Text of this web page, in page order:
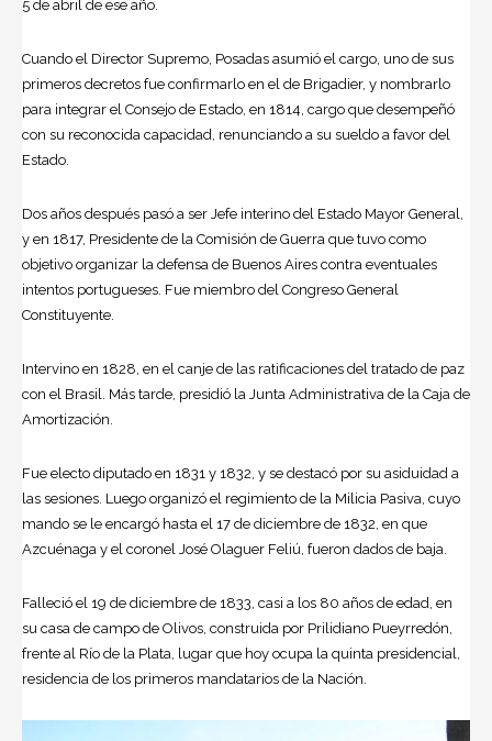
5 de abril de ese año.
Cuando el Director Supremo, Posadas asumió el cargo, uno de sus
primeros decretos fue confirmarlo en el de Brigadier, y nombrarlo
para integrar el Consejo de Estado, en 1814, cargo que desempeñó
con su reconocida capacidad, renunciando a su sueldo a favor del
Estado.
Dos años después pasó a ser Jefe interino del Estado Mayor General,
y en 1817, Presidente de la Comisión de Guerra que tuvo como
objetivo organizar la defensa de Buenos Aires contra eventuales
intentos portugueses. Fue miembro del Congreso General
Constituyente.
Intervino en 1828, en el canje de las ratificaciones del tratado de paz
con el Brasil. Más tarde, presidió la Junta Administrativa de la Caja de
Amortización.
Fue electo diputado en 1831 y 1832, y se destacó por su asiduidad a
las sesiones. Luego organizó el regimiento de la Milicia Pasiva, cuyo
mando se le encargó hasta el 17 de diciembre de 1832, en que
Azcuénaga y el coronel José Olaguer Feliú, fueron dados de baja.
Falleció el 19 de diciembre de 1833, casi a los 80 años de edad, en
su casa de campo de Olivos, construida por Prilidiano Pueyrredón,
frente al Río de la Plata, lugar que hoy ocupa la quinta presidencial,
residencia de los primeros mandatarios de la Nación.